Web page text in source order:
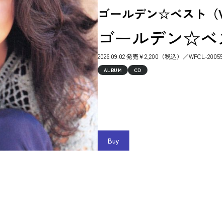
ゴールデン☆ベスト（
ゴールデン☆ベ
2026.09.02 発売￥2,200（税込）／WPCL-
ALBUM CD
Buy